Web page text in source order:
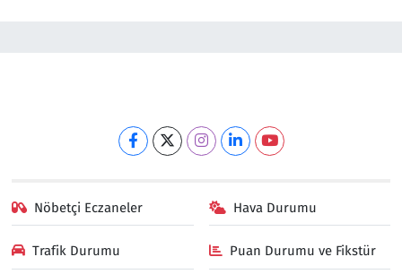
Nöbetçi Eczaneler Hava Durumu
Trafik Durumu Puan Durumu ve Fikstür